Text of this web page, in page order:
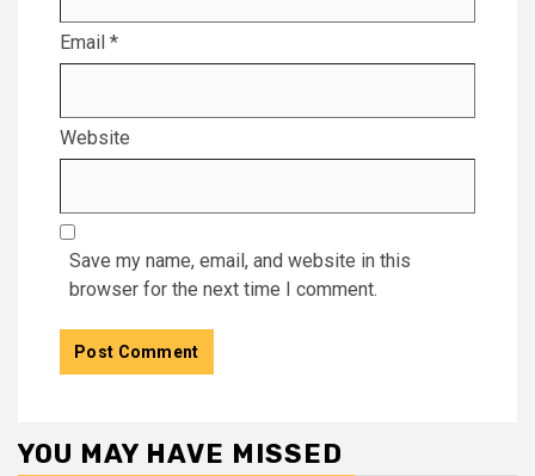
Email *
Website
Save my name, email, and website in this
browser for the next time I comment.
YOU MAY HAVE MISSED